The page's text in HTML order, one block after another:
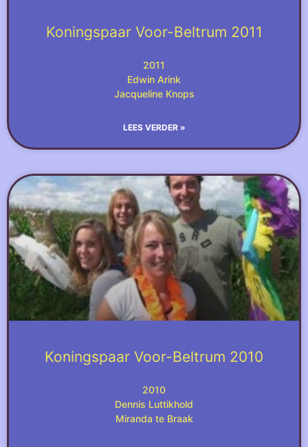
Koningspaar Voor-Beltrum 2011
2011
Edwin Arink
Jacqueline Knops
LEES VERDER »
Koningspaar Voor-Beltrum 2010
2010
Dennis Luttikhold
Miranda te Braak